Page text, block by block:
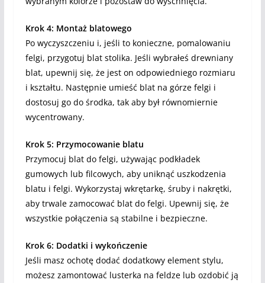
Krok 4: Montaż blatowego
Po wyczyszczeniu i, jeśli to konieczne, pomalowaniu
felgi, przygotuj blat stolika. Jeśli wybrałeś drewniany
blat, upewnij się, że jest on odpowiedniego rozmiaru
i kształtu. Następnie umieść blat na górze felgi i
dostosuj go do środka, tak aby był równomiernie
wycentrowany.
Krok 5: Przymocowanie blatu
Przymocuj blat do felgi, używając podkładek
gumowych lub filcowych, aby uniknąć uszkodzenia
blatu i felgi. Wykorzystaj wkrętarkę, śruby i nakrętki,
aby trwale zamocować blat do felgi. Upewnij się, że
wszystkie połączenia są stabilne i bezpieczne.
Krok 6: Dodatki i wykończenie
Jeśli masz ochotę dodać dodatkowy element stylu,
możesz zamontować lusterka na feldze lub ozdobić ją